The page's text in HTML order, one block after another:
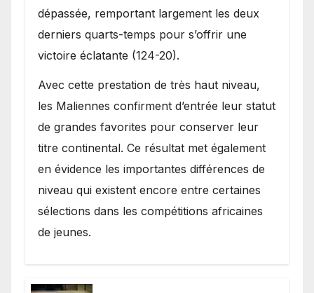
dépassée, remportant largement les deux
derniers quarts-temps pour s’offrir une
victoire éclatante (124-20).
Avec cette prestation de très haut niveau,
les Maliennes confirment d’entrée leur statut
de grandes favorites pour conserver leur
titre continental. Ce résultat met également
en évidence les importantes différences de
niveau qui existent encore entre certaines
sélections dans les compétitions africaines
de jeunes.